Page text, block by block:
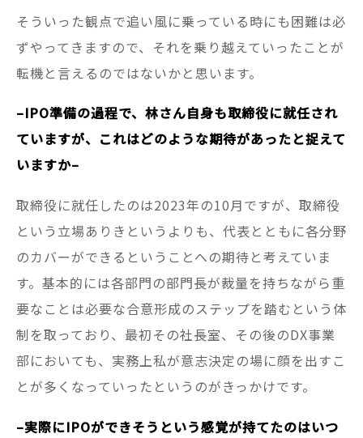
そういった観点で追い風に乗っている時にも困難は必
ずやってきますので、それを乗り越えていったことが
転機と言えるのではないかと思います。
–IPO準備の過程で、林さん自身も取締役に就任され
ていますが、これはどのような期待があったと捉えて
いますか–
取締役に就任したのは2023年の10月ですが、取締役
という立場ありきというよりも、代表とともに各分野
のカバーができるということへの期待と考えていま
す。基本的には各部門の部門長が裁量を持ちながら重
要なことは必要な合意形成のステップを踏むという体
制を取っており、最初その社長室、その後のDX事業
部においても、実務上私が意志決定の場に顔を出すこ
とが多くなっていったというのがきっかけです。
–実際にIPOができそうという感覚が持てたのはいつ